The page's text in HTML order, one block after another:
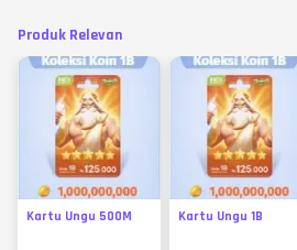
Produk Relevan
Kartu Ungu 500M Kartu Ungu 1B